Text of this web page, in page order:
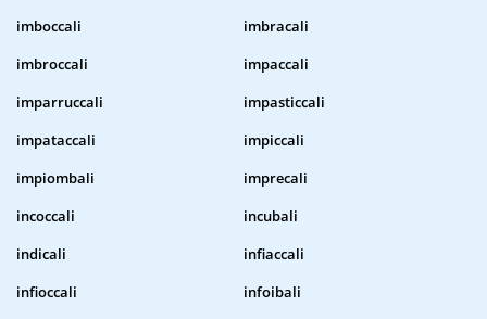
imboccali
imbracali
imbroccali
impaccali
imparruccali
impasticcali
impataccali
impiccali
impiombali
imprecali
incoccali
incubali
indicali
infiaccali
infioccali
infoibali